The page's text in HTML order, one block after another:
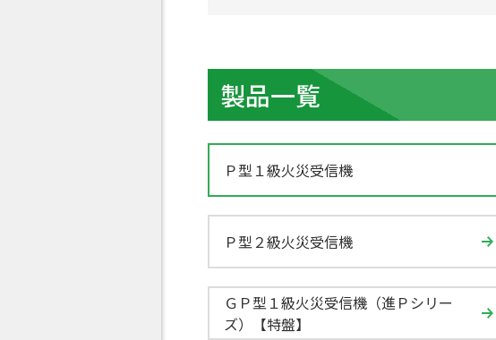
製品一覧
Ｐ型１級火災受信機
Ｐ型２級火災受信機
ＧＰ型１級火災受信機（進Ｐシリー
ズ）【特盤】